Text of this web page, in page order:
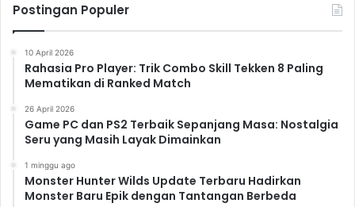
Postingan Populer
10 April 2026
Rahasia Pro Player: Trik Combo Skill Tekken 8 Paling
Mematikan di Ranked Match
26 April 2026
Game PC dan PS2 Terbaik Sepanjang Masa: Nostalgia
Seru yang Masih Layak Dimainkan
1 minggu ago
Monster Hunter Wilds Update Terbaru Hadirkan
Monster Baru Epik dengan Tantangan Berbeda